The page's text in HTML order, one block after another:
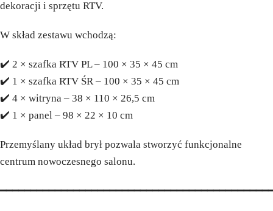
dekoracji i sprzętu RTV.
W skład zestawu wchodzą:
✔️ 2 × szafka RTV PL – 100 × 35 × 45 cm
✔️ 1 × szafka RTV ŚR – 100 × 35 × 45 cm
✔️ 4 × witryna – 38 × 110 × 26,5 cm
✔️ 1 × panel – 98 × 22 × 10 cm
Przemyślany układ brył pozwala stworzyć funkcjonalne
centrum nowoczesnego salonu.